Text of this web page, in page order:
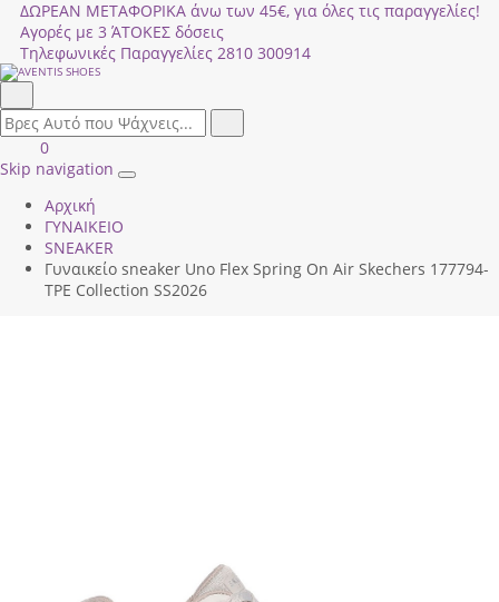
ΔΩΡΕΑΝ ΜΕΤΑΦΟΡΙΚΑ άνω των 45€, για όλες τις παραγγελίες!
Αγορές με 3 ΆΤΟΚΕΣ δόσεις
Τηλεφωνικές Παραγγελίες 2810 300914
field.search
Είσοδος
|
ΚΑΛΑΘΙ
ΑΓΟΡΩΝ
0
Skip navigation
Toggle
Αρχική
ΓΥΝΑΙΚΕΙΟ
SNEAKER
Γυναικείο sneaker Uno Flex Spring On Air Skechers 177794-
TPE Collection SS2026